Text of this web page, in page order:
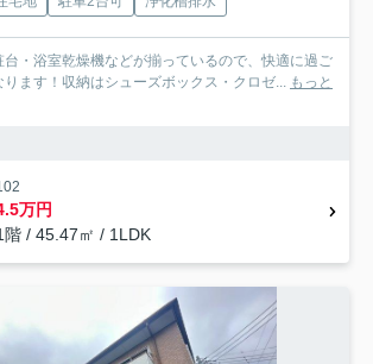
・浴室乾燥機などが揃っているので、快適に過ご
ります！収納はシューズボックス・クロゼ... もっと
万円
階 / 45.47㎡ / 1LDK